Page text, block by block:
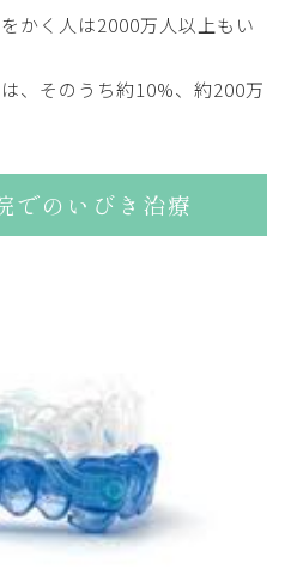
かく人は2000万人以上もい
、そのうち約10%、約200万
でのいびき治療